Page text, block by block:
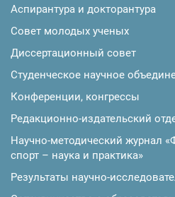
Аспирантура и докторантура
Совет молодых ученых
Диссертационный совет
Студенческое научное
Конференции, конгрессы
Редакционно-издательский
Научно-методический журнал
спорт – наука и практика»
Результаты научно-